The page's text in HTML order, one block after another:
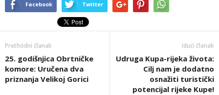
Facebook Twitter
Prethodni članak
25. godišnjica Obrtničke
komore: Uručena dva
priznanja Velikoj Gorici
Idući članak
Udruga Kupa-rijeka života:
Cilj nam je dodatno
osnažiti turistički
potencijal rijeke Kupe!